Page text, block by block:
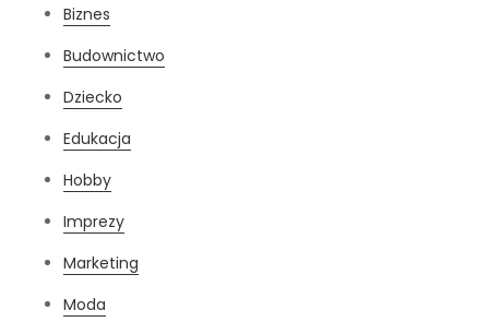
Biznes
Budownictwo
Dziecko
Edukacja
Hobby
Imprezy
Marketing
Moda